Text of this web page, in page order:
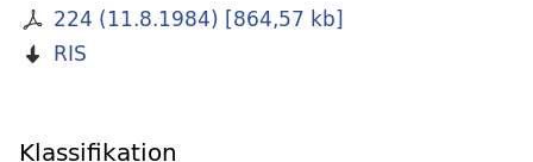
224 (11.8.1984) [864,57 kb]
RIS
Klassifikation